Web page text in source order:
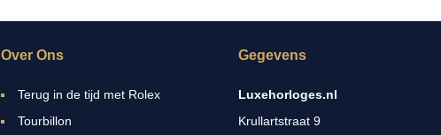
Over Ons
Terug in de tijd met Rolex
Tourbillon
Gegevens
Luxehorloges.nl
Krullartstraat 9